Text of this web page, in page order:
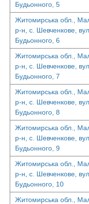
Будьонного, 5
Житомирська обл.,
р-н, с. Шевченкове, вул.
Будьонного, 6
Житомирська обл.,
р-н, с. Шевченкове, вул.
Будьонного, 7
Житомирська обл.,
р-н, с. Шевченкове, вул.
Будьонного, 8
Житомирська обл.,
р-н, с. Шевченкове, вул.
Будьонного, 9
Житомирська обл.,
р-н, с. Шевченкове, вул.
Будьонного, 10
Житомирська обл.,